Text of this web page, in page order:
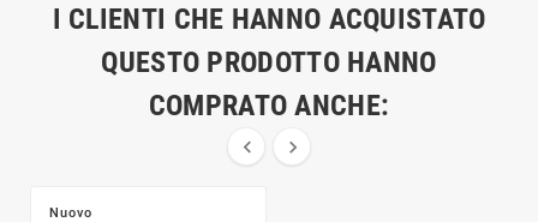
I CLIENTI CHE HANNO ACQUISTATO
QUESTO PRODOTTO HANNO
COMPRATO ANCHE:
 
Nuovo